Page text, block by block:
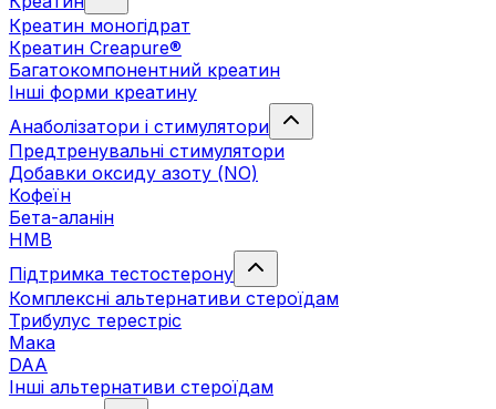
Креатин моногідрат
Креатин Creapure®
Багатокомпонентний креатин
Інші форми креатину
Анаболізатори і стимулятори
Предтренувальні стимулятори
Добавки оксиду азоту (NO)
Кофеїн
Бета-аланін
HMB
Підтримка тестостерону
Комплексні альтернативи стероїдам
Трибулус терестріс
Мака
DAA
Інші альтернативи стероїдам